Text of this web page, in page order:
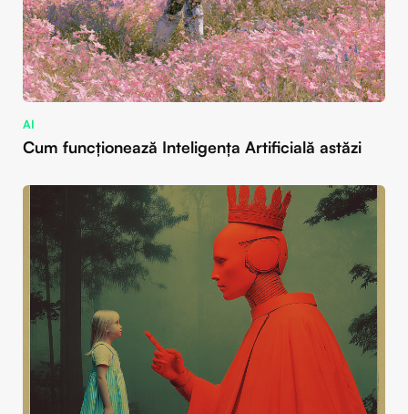
AI
Cum funcționează Inteligența Artificială astăzi